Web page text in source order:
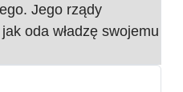
Jego rządy
oda władzę swojemu